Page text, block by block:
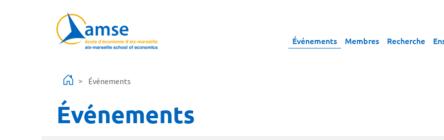
Événements Membres Recherche
Événements
Événements